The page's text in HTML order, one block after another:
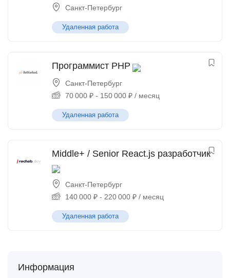
Санкт-Петербург
Удаленная работа
Программист PHP
Санкт-Петербург
70 000 ₽ - 150 000 ₽ / месяц
Удаленная работа
Middle+ / Senior React.js разработчик
Санкт-Петербург
140 000 ₽ - 220 000 ₽ / месяц
Удаленная работа
Информация